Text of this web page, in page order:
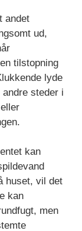
andet
ud,
tilstopning
lyde
steder i
kan
huset, vil det
kan
men